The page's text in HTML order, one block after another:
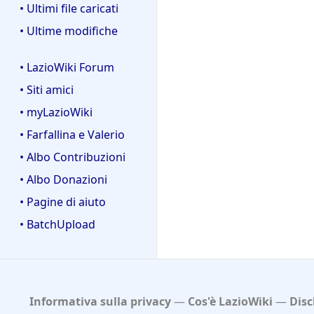
• Ultimi file caricati
• Ultime modifiche
• LazioWiki Forum
• Siti amici
• myLazioWiki
• Farfallina e Valerio
• Albo Contribuzioni
• Albo Donazioni
• Pagine di aiuto
• BatchUpload
Informativa sulla privacy Cos'è LazioWiki